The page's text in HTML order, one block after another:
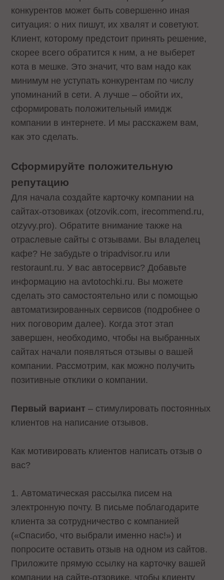
конкурентов может быть совершенно иная
ситуация: о них пишут, их хвалят и советуют.
Клиент, которому предстоит принять решение,
скорее всего обратится к ним, а не выберет
кота в мешке. Это значит, что вам надо как
минимум не уступать конкурентам по числу
упоминаний в сети. А лучше – обойти их,
сформировать положительный имидж
компании в интернете. И мы расскажем вам,
как это сделать.
Сформируйте положительную
репутацию
Для начала создайте карточку компании на
сайтах-отзовиках (otzovik.com, irecommend.ru,
otzyvy.pro). Обратите внимание также на
отраслевые сайты с отзывами. Вы владелец
кафе? Не забудьте о tripadvisor.ru или
restoraunt.ru. У вас автосервис? Добавьте
информацию на avtotochki.ru. Вы можете
сделать это самостоятельно или с помощью
автоматизированных сервисов (подробнее о
них поговорим далее). Когда этот этап
завершен, необходимо, чтобы на выбранных
сайтах начали появляться отзывы о вашей
компании. Рассмотрим, как можно получить
позитивные отклики о компании.
Первый вариант – стимулировать постоянных
клиентов на написание отзывов.
Как мотивировать клиентов написать отзыв о
вас?
1. Автоматическая рассылка писем на
электронную почту. В письме поблагодарите
клиента за сотрудничество с компанией
(«Спасибо, что выбрали именно нас!») и
попросите оставить отзыв на одном из сайтов.
Приложите прямую ссылку на карточку вашей
компании на сайте-отзовике, чтобы клиенту